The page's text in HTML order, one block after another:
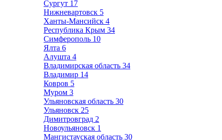
Сургут 17
Нижневартовск 5
Ханты-Мансийск 4
Республика Крым 34
Симферополь 10
Ялта 6
Алушта 4
Владимирская область 34
Владимир 14
Ковров 5
Муром 3
Ульяновская область 30
Ульяновск 25
Димитровград 2
Новоульяновск 1
Мангистауская область 30